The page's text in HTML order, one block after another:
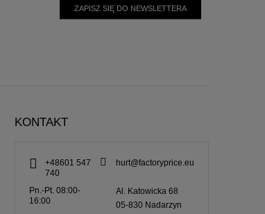
ZAPISZ SIĘ DO NEWSLETTERA
KONTAKT
+48601 547
740
hurt@factoryprice.eu
Pn.-Pt. 08:00-
16:00
Al. Katowicka 68
05-830 Nadarzyn